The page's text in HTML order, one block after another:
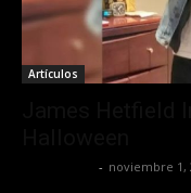
Artículos
- noviembre 1,